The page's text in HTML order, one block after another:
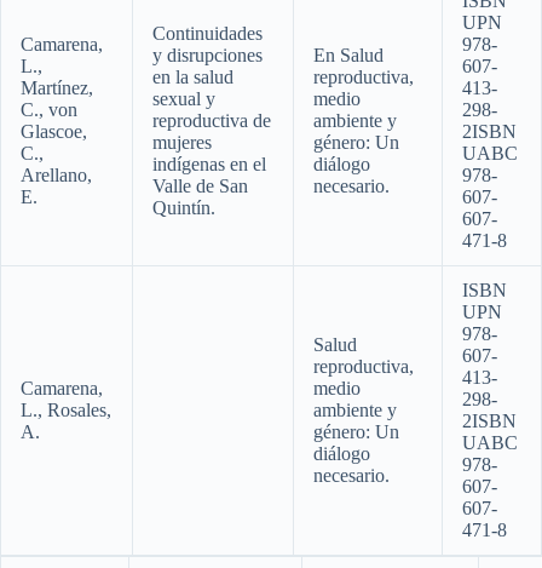
Camarena,
L.,
Martínez,
C., von
Glascoe,
C.,
Arellano,
E.
Continuidades
y disrupciones
en la salud
sexual y
reproductiva de
mujeres
indígenas en el
Valle de San
Quintín.
En Salud
reproductiva,
medio
ambiente y
género: Un
diálogo
necesario.
UPN
978-
607-
413-
298-
2ISBN
UABC
978-
607-
607-
471-8
Camarena,
L., Rosales,
A.
Salud
reproductiva,
medio
ambiente y
género: Un
diálogo
necesario.
ISBN
UPN
978-
607-
413-
298-
2ISBN
UABC
978-
607-
607-
471-8